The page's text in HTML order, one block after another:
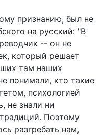
признанию, был не
на русский: "В
-- он не
который решает
там наших
понимали, кто такие
психологией
не знали ни
Поэтому
разгребать нам,